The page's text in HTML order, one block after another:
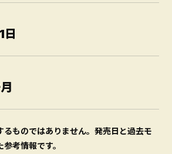
るものではありません。発売日と過去モ
考情報です。